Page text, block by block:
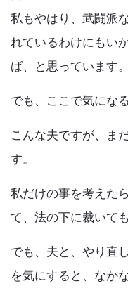
k
私もやはり、武闘派
れているわけにもい
ば、と思っています。
でも、ここで気にな
こんな夫ですが、ま
す。
私だけの事を考えた
て、法の下に裁いて
でも、夫と、やり直
を気にすると、なか